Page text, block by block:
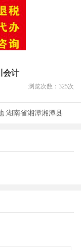
会计
浏览次数： 325次
:湖南省湘潭湘潭县